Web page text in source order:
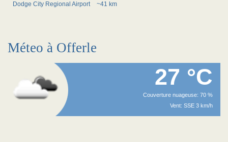
Dodge City Regional Airport ~41 km
Méteo à Offerle
27 °C
Couverture nuageuse: 70 %
Vent: SSE 3 km/h